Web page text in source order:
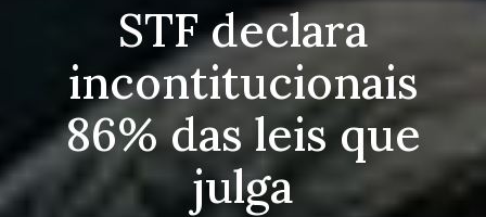
STF declara
incontitucionais
86% das leis que
julga